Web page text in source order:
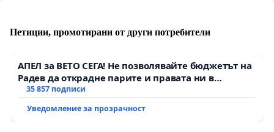
Петиции, промотирани от други потребители
АПЕЛ за ВЕТО СЕГА! Не позволявайте бюджетът на
Радев да открадне парите и правата ни в
тъмното
35 857 подписи
Уведомление за прозрачност